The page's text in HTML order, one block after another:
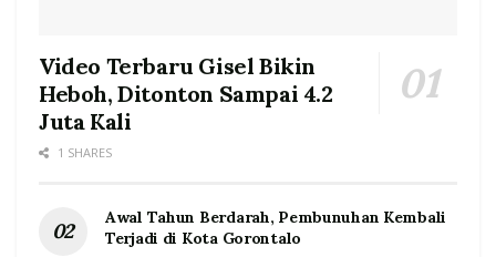
Video Terbaru Gisel Bikin
Heboh, Ditonton Sampai 4.2
Juta Kali
1 SHARES
Awal Tahun Berdarah, Pembunuhan Kembali
Terjadi di Kota Gorontalo